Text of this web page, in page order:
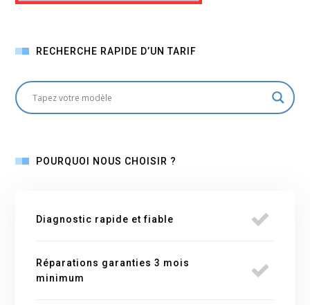
RECHERCHE RAPIDE D’UN TARIF
POURQUOI NOUS CHOISIR ?
Diagnostic rapide et fiable
Réparations garanties 3 mois
minimum